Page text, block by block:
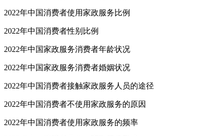
2022年中国消费者使用家政服务比例
2022年中国消费者性别比例
2022年中国家政服务消费者年龄状况
2022年中国家政服务消费者婚姻状况
2022年中国消费者接触家政服务人员的途径
2022年中国消费者不使用家政服务的原因
2022年中国消费者使用家政服务的频率